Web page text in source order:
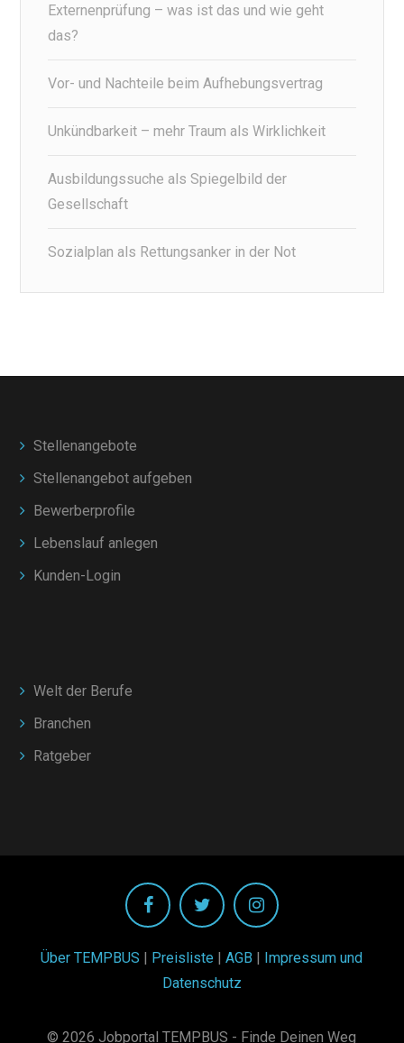
Externenprüfung – was ist das und wie geht
das?
Vor- und Nachteile beim Aufhebungsvertrag
Unkündbarkeit – mehr Traum als Wirklichkeit
Ausbildungssuche als Spiegelbild der
Gesellschaft
Sozialplan als Rettungsanker in der Not
Stellenangebote
Stellenangebot aufgeben
Bewerberprofile
Lebenslauf anlegen
Kunden-Login
Welt der Berufe
Branchen
Ratgeber
Über TEMPBUS | Preisliste |AGB | Impressum und
Datenschutz
© 2026 Jobportal TEMPBUS - Finde Deinen Weg